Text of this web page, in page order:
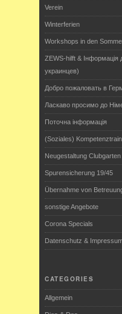
Verein
Winterferien
Workshops in den
ZEWS-hilft & Інформація
украинцев)
Добро пожаловать в
Ласкаво просимо до
Поточна інформація
(Soziales)
Neugestaltung
Spurensicherung 19/45
Übernahme von
sonstige Angebote
Corona Specials
Datenschutz &
CATEGORIES
Allgemein